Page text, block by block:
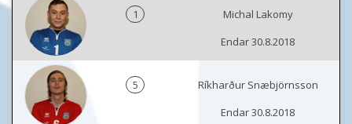
1
Michal Lakomy
Endar 30.8.2018
5
Ríkharður Snæbjörnsson
Endar 30.8.2018